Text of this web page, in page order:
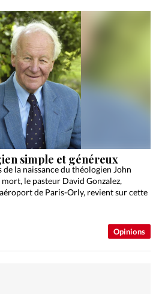
Opinions
simple et généreux
de la naissance du théologien John
le pasteur David Gonzalez,
de Paris-Orly, revient sur cette